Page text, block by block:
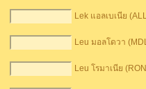
Lek แอลเบเนีย
Leu มอลโดวา
Leu โรมาเนีย